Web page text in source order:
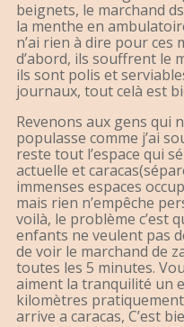
beignets, le marchand
la menthe en
n’ai rien à dire pour ces
d’abord, ils souffrent le
ils sont polis et
journaux, tout celà est
Revenons aux gens qui
populasse comme j’ai
reste tout l’espace qui
actuelle et
immenses espaces
mais rien n’empêche
voilà, le problème c’est
enfants ne veulent pas
de voir le marchand de
toutes les 5 minutes.
aiment la tranquilité un
kilomètres
arrive a caracas, C’est